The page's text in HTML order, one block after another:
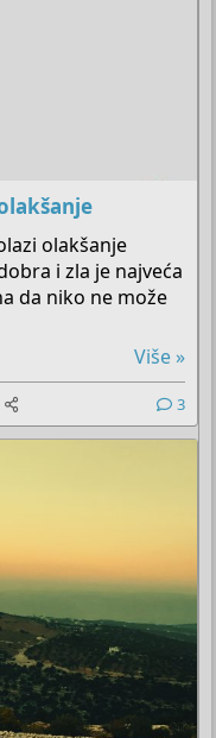
olakšanje
i zla je najveća
da niko ne može
Više »
3